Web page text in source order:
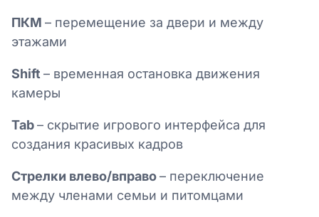
ПКМ – перемещение за двери и между
этажами
Shift – временная остановка движения
камеры
Tab– скрытие игрового интерфейса для
создания красивых кадров
Стрелки влево/вправо– переключение
между членами семьи и питомцами